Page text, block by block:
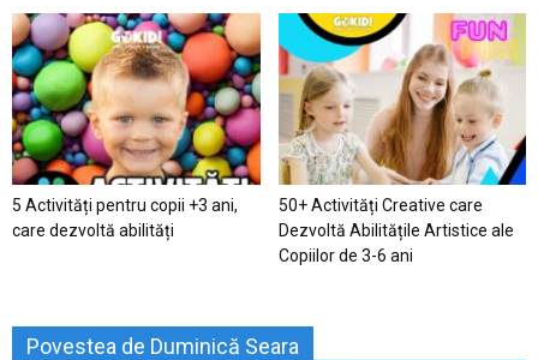
5 Activități pentru copii +3 ani,
care dezvoltă abilități
50+ Activități Creative care
Dezvoltă Abilitățile Artistice ale
Copiilor de 3-6 ani
Povestea de Duminică Seara